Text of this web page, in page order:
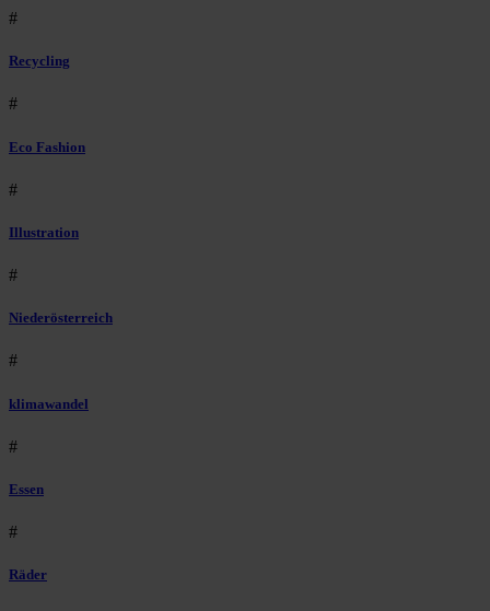
#
Recycling
#
Eco Fashion
#
Illustration
#
Niederösterreich
#
klimawandel
#
Essen
#
Räder